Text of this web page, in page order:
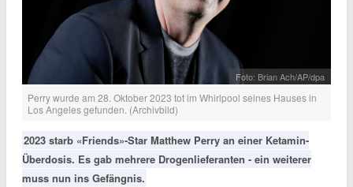
Foto: Brian Ach/AP/dpa
Perry wurde am 28. Oktober 2023 tot im Whirlpool seines Hauses in
Los Angeles gefunden. (Archivbild)
2023 starb «Friends»-Star Matthew Perry an einer Ketamin-
Überdosis. Es gab mehrere Drogenlieferanten - ein weiterer
muss nun ins Gefängnis.